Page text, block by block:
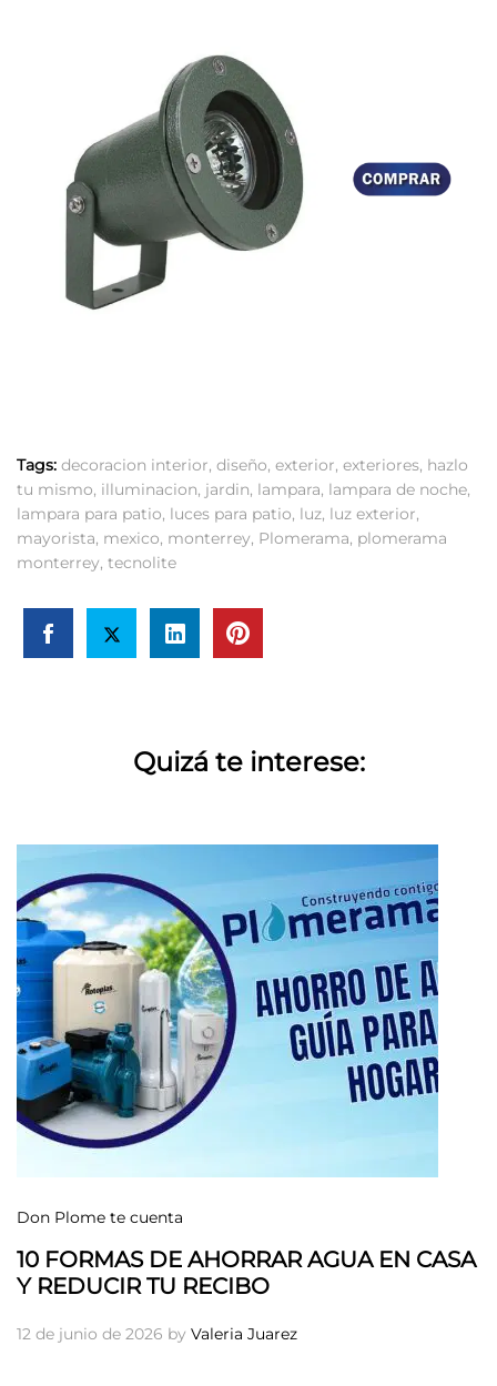
Tags: decoracion interior, diseño, exterior, exteriores, hazlo
tu mismo, illuminacion, jardin, lampara, lampara de noche,
lampara para patio, luces para patio, luz, luz exterior,
mayorista, mexico, monterrey, Plomerama, plomerama
monterrey, tecnolite
Quizá te interese:
Don Plome te cuenta
10 FORMAS DE AHORRAR AGUA EN CASA
Y REDUCIR TU RECIBO
12 de junio de 2026 by Valeria Juarez